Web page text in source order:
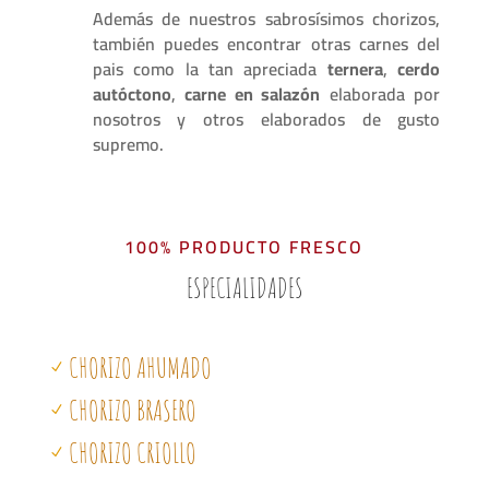
Además de nuestros sabrosísimos chorizos,
también puedes encontrar otras carnes del
pais como la tan apreciada ternera,cerdo
autóctono,carne en salazón elaborada por
nosotros y otros elaborados de gusto
supremo.
100% PRODUCTO FRESCO
ESPECIALIDADES
N CHORIZO AHUMADO
N CHORIZO BRASERO
N CHORIZO CRIOLLO